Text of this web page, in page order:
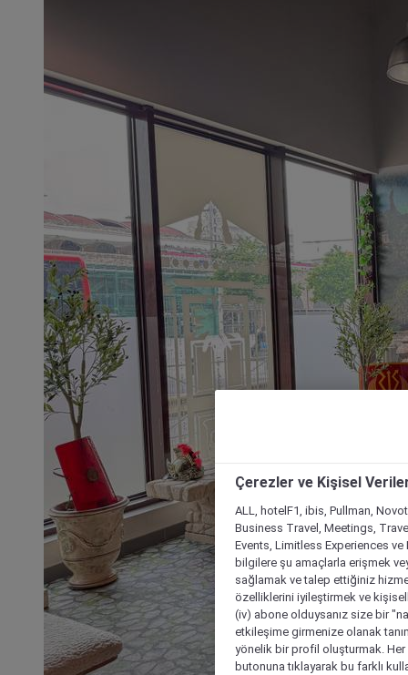
Çerezler ve Kişisel
ALL, hotelF1, ibis, Pullman,
Business Travel, Meetings,
Events, Limitless Experiences
bilgilere şu amaçlarla erişmek
sağlamak ve talep ettiğiniz
özelliklerini iyileştirmek ve
(iv) abone olduysanız size bir
etkileşime girmenize olanak
yönelik bir profil oluşturmak.
butonuna tıklayarak bu farklı